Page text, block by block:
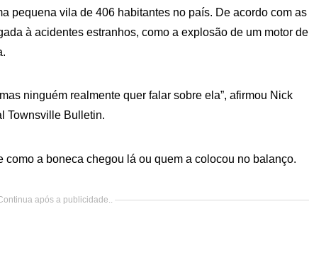
pequena vila de 406 habitantes no país. De acordo com as
à acidentes estranhos, como a explosão de um motor de
ninguém realmente quer falar sobre ela”, afirmou Nick
Townsville Bulletin.
a boneca chegou lá ou quem a colocou no balanço.
após a publicidade..